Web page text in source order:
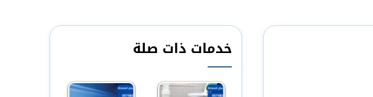
خدمات ذات صلة